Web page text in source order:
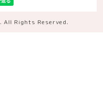
. All Rights Reserved.